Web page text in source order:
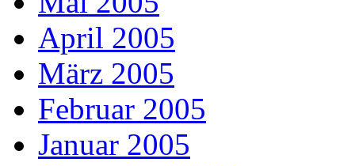
April 2005
März 2005
Februar 2005
Januar 2005